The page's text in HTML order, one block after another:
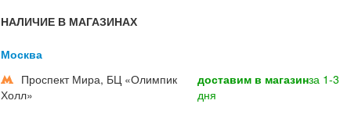
НАЛИЧИЕ В МАГАЗИНАХ
Москва
Проспект Мира, БЦ «Олимпик
Холл»
доставим в магазинза 1-3
дня